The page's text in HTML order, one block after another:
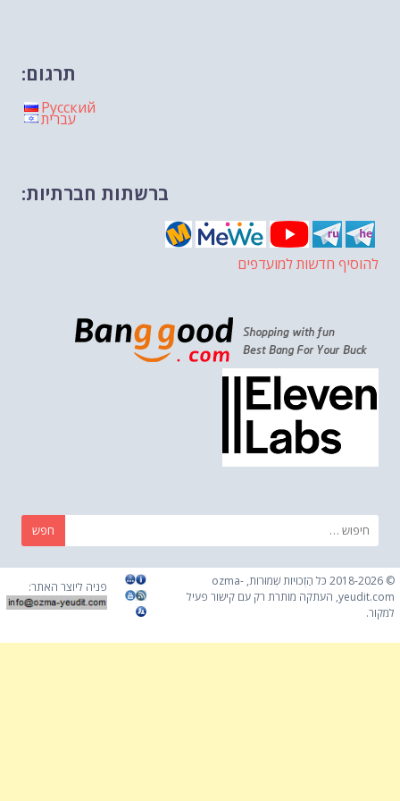
תרגום:
Русский
עברית
ברשתות חברתיות:
להוסיף חדשות למועדפים
חפש:
© 2018-2026 כֹּל הַזְכוּיוֹת שְׁמוּרוֹת, ozma-
yeudit.com, העתקה מותרת רק עם קישור פעיל
למקור.
פניה ליוצר האתר: